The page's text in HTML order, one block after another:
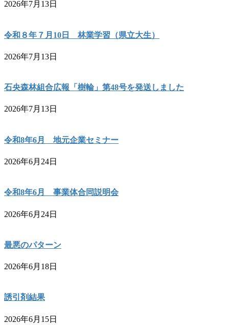
2026年7月13日
令和８年７月10日 林業学習（県立大生）
2026年7月13日
石央森林組合広報「樹輪」第48号を発送しました
2026年7月13日
令和8年6月 地元企業セミナー
2026年6月24日
令和8年6月 事業体合同説明会
2026年6月24日
最悪のパターン
2026年6月18日
誘引剤結果
2026年6月15日